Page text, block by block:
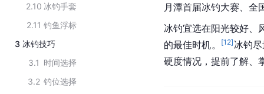
2.10 冰钓手套
2.11 钓鱼浮标
3 冰钓技巧
3.1 时间选择
3.2 钓位选择
月潭首届冰钓大赛、全
冰钓宜选在阳光较好、
的最佳时机。
[12] 冰钓
硬度情况，提前了解、